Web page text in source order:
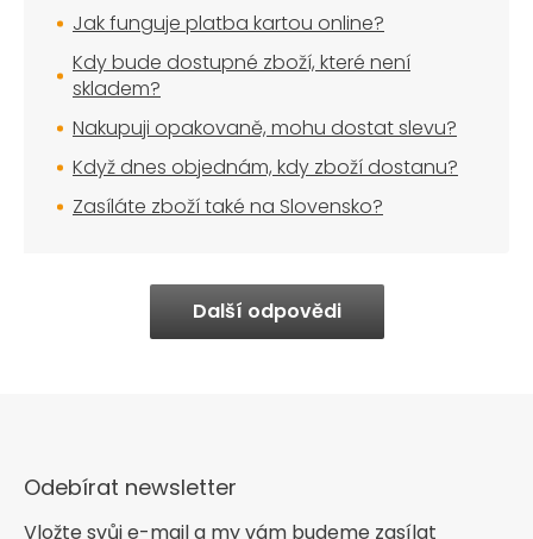
Jak funguje platba kartou online?
Kdy bude dostupné zboží, které není
skladem?
Nakupuji opakovaně, mohu dostat slevu?
Když dnes objednám, kdy zboží dostanu?
Zasíláte zboží také na Slovensko?
Další odpovědi
Odebírat newsletter
Vložte svůj e-mail a my vám budeme zasílat